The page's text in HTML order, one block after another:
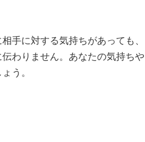
手に対する気持ちがあっても、
わりません。あなたの気持ちや
う。